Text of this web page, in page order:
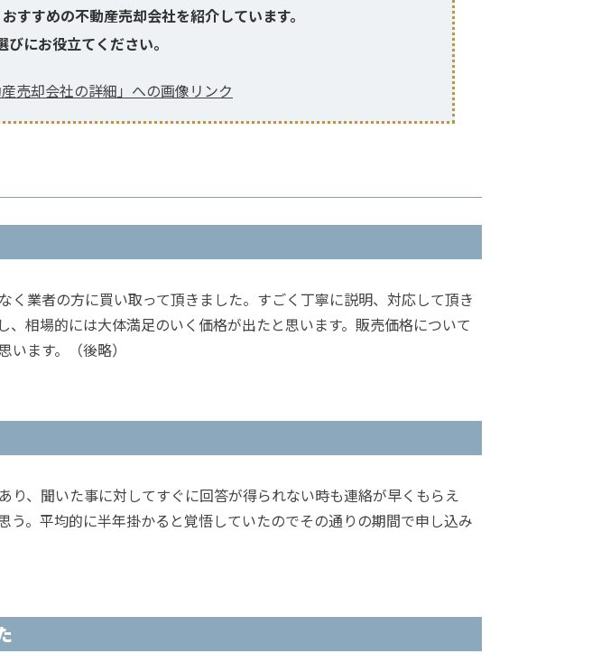
すすめの不動産売却会社を紹介しています。
にお役立てください。
く業者の方に買い取って頂きました。すごく丁寧に説明、対応して頂き
相場的には大体満足のいく価格が出たと思います。販売価格について
ます。（後略）
、聞いた事に対してすぐに回答が得られない時も連絡が早くもらえ
。平均的に半年掛かると覚悟していたのでその通りの期間で申し込み